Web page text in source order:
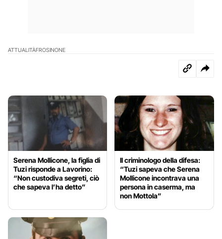
ATTUALITÀFROSINONE
Serena Mollicone, la figlia di
Tuzi risponde a Lavorino:
“Non custodiva segreti, ciò
che sapeva l’ha detto”
Il criminologo della difesa:
“Tuzi sapeva che Serena
Mollicone incontrava una
persona in caserma, ma
non Mottola”